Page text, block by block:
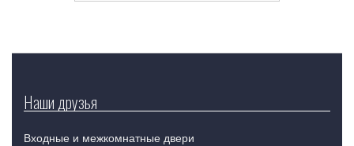
Наши друзья
Входные и межкомнатные двери